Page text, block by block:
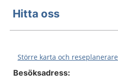
Hitta oss
Större karta och reseplanerare
Besöksadress: